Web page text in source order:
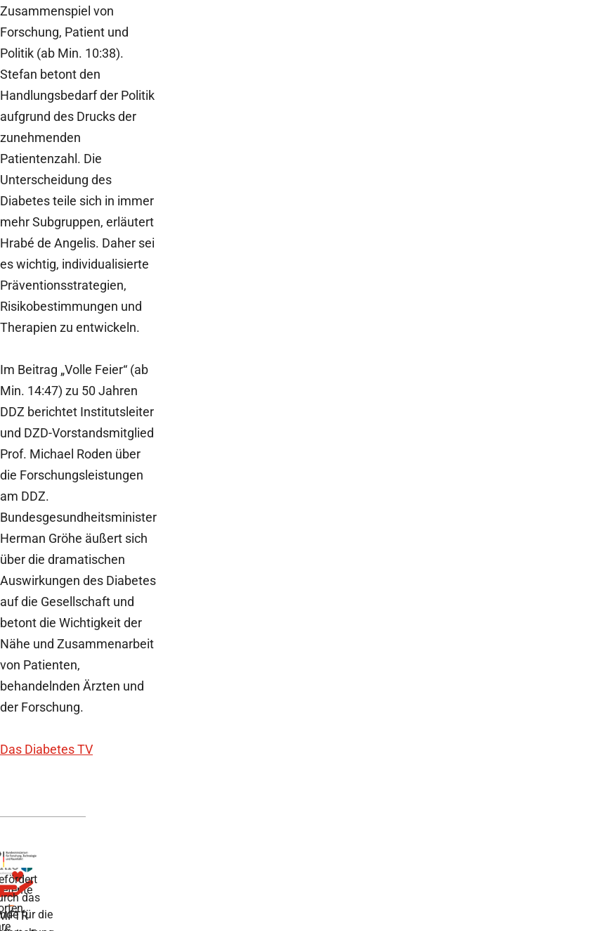
Zusammenspiel von
Forschung, Patient und
Politik (ab Min. 10:38).
Stefan betont den
Handlungsbedarf der Politik
aufgrund des Drucks der
zunehmenden
Patientenzahl. Die
Unterscheidung des
Diabetes teile sich in immer
mehr Subgruppen, erläutert
Hrabé de Angelis. Daher sei
es wichtig, individualisierte
Präventionsstrategien,
Risikobestimmungen und
Therapien zu entwickeln.
Im Beitrag „Volle Feier“ (ab
Min. 14:47) zu 50 Jahren
DDZ berichtet Institutsleiter
und DZD-Vorstandsmitglied
Prof. Michael Roden über
die Forschungsleistungen
am DDZ.
Bundesgesundheitsminister
Herman Gröhe äußert sich
über die dramatischen
Auswirkungen des Diabetes
auf die Gesellschaft und
betont die Wichtigkeit der
Nähe und Zusammenarbeit
von Patienten,
behandelnden Ärzten und
der Forschung.
Das Diabetes TV
für die
das